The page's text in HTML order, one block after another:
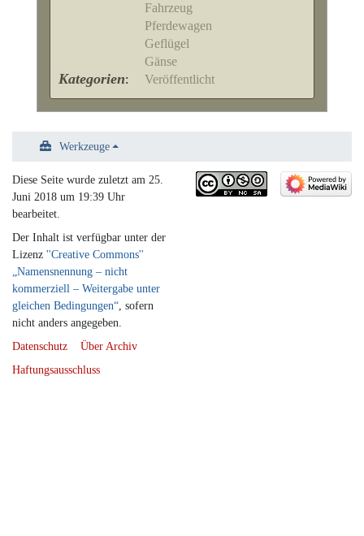
Kategorien:
Fahrzeug
Pferdewagen
Geflügel
Gänse
Veröffentlicht
Werkzeuge
Diese Seite wurde zuletzt am 25.
Juni 2018 um 19:39 Uhr
bearbeitet.
Der Inhalt ist verfügbar unter der
Lizenz ''Creative Commons''
„Namensnennung – nicht
kommerziell – Weitergabe unter
gleichen Bedingungen“, sofern
nicht anders angegeben.
Datenschutz
Über Archiv
Haftungsausschluss